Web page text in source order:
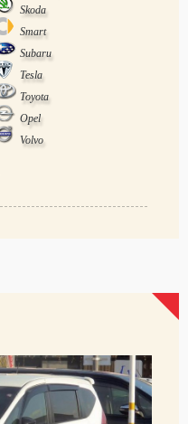
Skoda
Smart
Subaru
Tesla
Toyota
Opel
Volvo